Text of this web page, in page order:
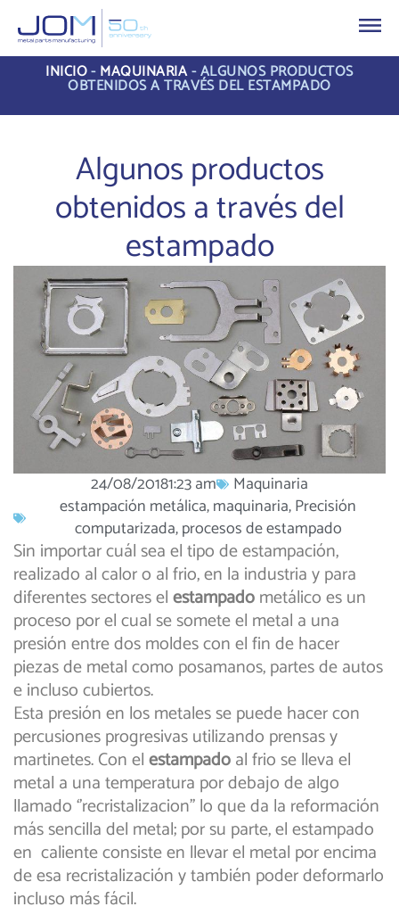
INICIO-MAQUINARIA-ALGUNOS PRODUCTOS
OBTENIDOS A TRAVÉS DEL ESTAMPADO
Algunos productos
obtenidos a través del
estampado
24/08/20181:23 am
Maquinaria
estampación metálica,maquinaria,Precisión
computarizada,procesos de estampado
Sin importar cuál sea el tipo de estampación,
realizado al calor o al frio, en la industria y para
diferentes sectores elestampadometálico es un
proceso por el cual se somete el metal a una
presión entre dos moldes con el fin de hacer
piezas de metal como posamanos, partes de autos
e incluso cubiertos.
Esta presión en los metales se puede hacer con
percusiones progresivas utilizando prensas y
martinetes. Con elestampadoal frio se lleva el
metal a una temperatura por debajo de algo
llamado ‘’recristalizacion’’ lo que da la reformación
más sencilla del metal; por su parte, el estampado
en caliente consiste en llevar el metal por encima
de esa recristalización y también poder deformarlo
incluso más fácil.